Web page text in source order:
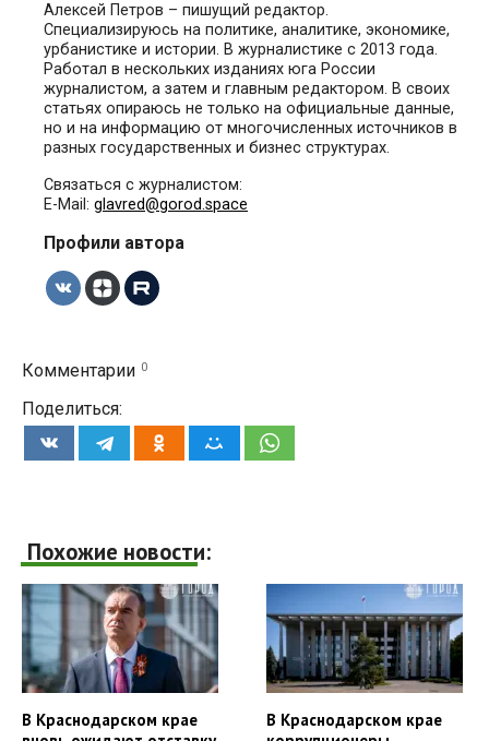
Алексей Петров – пишущий редактор.
Специализируюсь на политике, аналитике, экономике,
урбанистике и истории. В журналистике с 2013 года.
Работал в нескольких изданиях юга России
журналистом, а затем и главным редактором. В своих
статьях опираюсь не только на официальные данные,
но и на информацию от многочисленных источников в
разных государственных и бизнес структурах.
Связаться с журналистом:
E-Mail: glavred@gorod.space
Профили автора
Комментарии 0
Поделиться:
Похожие новости:
В Краснодарском крае
В Краснодарском крае